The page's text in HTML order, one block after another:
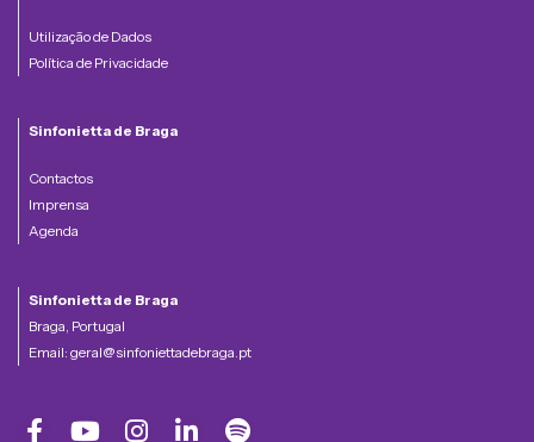
Utilização de Dados
Política de Privacidade
Sinfonietta de Braga
Contactos
Imprensa
Agenda
Sinfonietta de Braga
Braga, Portugal
Email: geral@sinfoniettadebraga.pt